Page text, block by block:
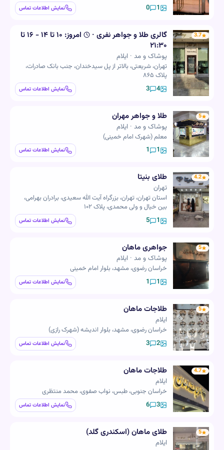
1
نمایش اطلاعات تماس
گالری طلا و جواهر نفری· امروز:
۱۰ تا ۱۴ - ۱۶ تا
۲۱:۳۰
پوشاک و مد · ایلام
تهران، شریعتی، بالاتر از پل سیدخندان، جنب بانک صادرات،
پلاک ۸۶۵
4
نمایش اطلاعات تماس
طلا و جواهر مهران
پوشاک و مد · ایلام
معلم (شهرک امام خمینی)
1
نمایش اطلاعات تماس
طلای بنیتا
تهران
استان تهران، تهران، بزرگراه آیت الله سعیدی، برادران بهرامی،
بین خیال و ولی محمدی، پلاک ۱۰۲
1
نمایش اطلاعات تماس
جواهری ماهان
پوشاک و مد · ایلام
خراسان رضوی، مشهد، بلوار امام خمینی
نمایش اطلاعات تماس
طلاجات ماهان
ایلام
خراسان رضوی، مشهد، بلوار اندیشه (شهرک رازی)
2
نمایش اطلاعات تماس
طلاجات ماهان
ایلام
خراسان جنوبی، طبس، نواب صفوی، محمد منتظری
3
نمایش اطلاعات تماس
طلای ماهان (اسکندری گلد)
ایلام